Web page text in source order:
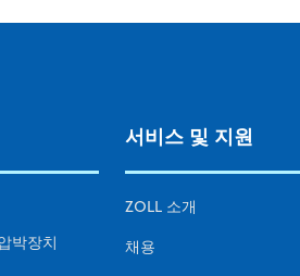
박장치
서비스 및 지원
ZOLL 소개
채용